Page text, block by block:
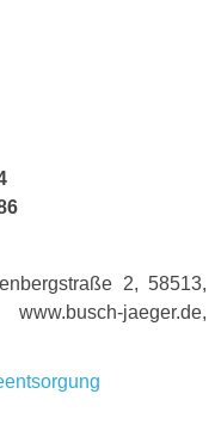
2, 58513,
jaeger.de,